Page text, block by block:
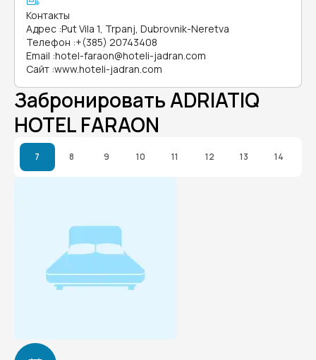
Контакты
Адрес :Put Vila 1, Trpanj, Dubrovnik-Neretva
Телефон :+(385) 20743408
Email :hotel-faraon@hoteli-jadran.com
Сайт :www.hoteli-jadran.com
Забронировать ADRIATIQ
HOTEL FARAON
7 8 9 10 11 12 13 14